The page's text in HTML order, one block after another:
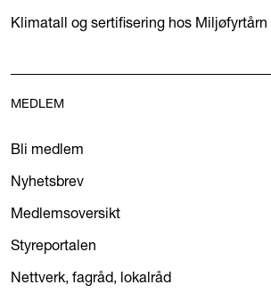
Klimatall og sertifisering hos Miljøfyrtårn
MEDLEM
Bli medlem
Nyhetsbrev
Medlemsoversikt
Styreportalen
Nettverk, fagråd, lokalråd